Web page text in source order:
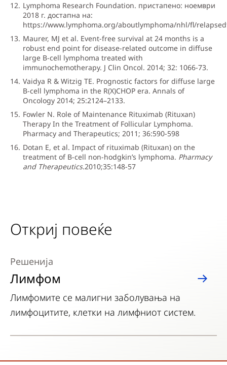
Lymphoma Research Foundation. пристапено: ноември
2018 г. достапна на:
https://www.lymphoma.org/aboutlymphoma/nhl/fl/
Maurer, MJ et al. Event-free survival at 24 months is a
robust end point for disease-related outcome in diffuse
large B-cell lymphoma treated with
immunochemotherapy. J Clin Oncol. 2014; 32: 1066-73.
Vaidya R & Witzig TE. Prognostic factors for diffuse large
B-cell lymphoma in the R(X)CHOP era. Annals of
Oncology 2014; 25:2124–2133.
Fowler N. Role of Maintenance Rituximab (Rituxan)
Therapy In the Treatment of Follicular Lymphoma.
Pharmacy and Therapeutics; 2011; 36:590-598
Dotan E, et al. Impact of rituximab (Rituxan) on the
treatment of B-cell non-hodgkin’s lymphoma. Pharmacy
and Therapeutics.2010;35:148-57
Откриј повеќе
Лимфом
Решенија
Лимфомите се малигни заболувања на
лимфоцитите, клетки на лимфниот систем.